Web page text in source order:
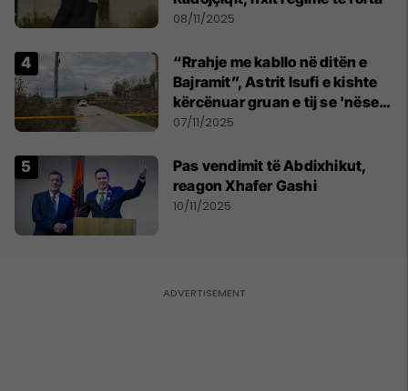
08/11/2025
“Rrahje me kabllo në ditën e
Bajramit”, Astrit Isufi e kishte
kërcënuar gruan e tij se 'nëse
ndahesh do ta vrasë familjen'
07/11/2025
Pas vendimit të Abdixhikut,
reagon Xhafer Gashi
10/11/2025